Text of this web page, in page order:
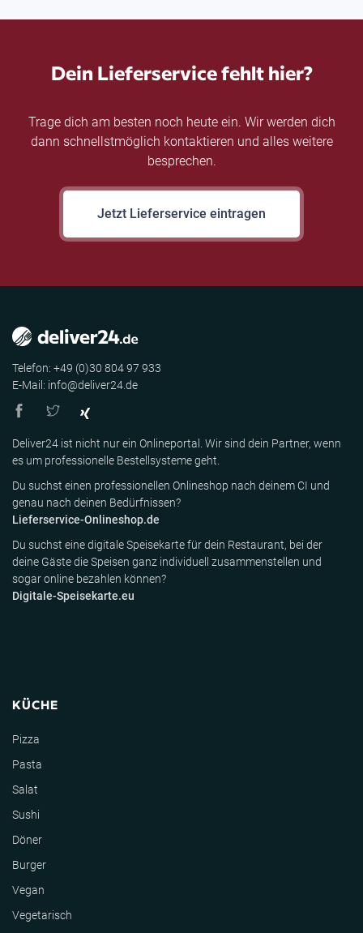
Dein Lieferservice fehlt hier?
Trage dich am besten noch heute ein. Wir werden dich
dann schnellstmöglich kontaktieren und alles weitere
besprechen.
Jetzt Lieferservice eintragen
Telefon: +49 (0)30 804 97 933
E-Mail: info@deliver24.de
Deliver24 ist nicht nur ein Onlineportal. Wir sind dein Partner, wenn
es um professionelle Bestellsysteme geht.
Du suchst einen professionellen Onlineshop nach deinem CI und
genau nach deinen Bedürfnissen?
Lieferservice-Onlineshop.de
Du suchst eine digitale Speisekarte für dein Restaurant, bei der
deine Gäste die Speisen ganz individuell zusammenstellen und
sogar online bezahlen können?
Digitale-Speisekarte.eu
KÜCHE
Pizza
Pasta
Salat
Sushi
Döner
Burger
Vegan
Vegetarisch